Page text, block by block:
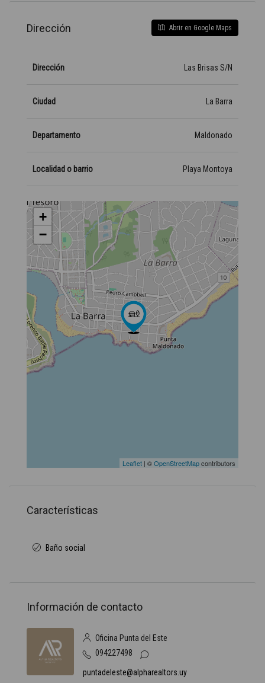
Dirección Abrir en Google Maps
Dirección Las Brisas S/N
Ciudad La Barra
Departamento Maldonado
Localidad o barrio Playa Montoya
+
−
Leaflet | ©OpenStreetMapcontributors
Características
Baño social
Información de contacto
Oficina Punta del Este
094227498
puntadeleste@alpharealtors.uy